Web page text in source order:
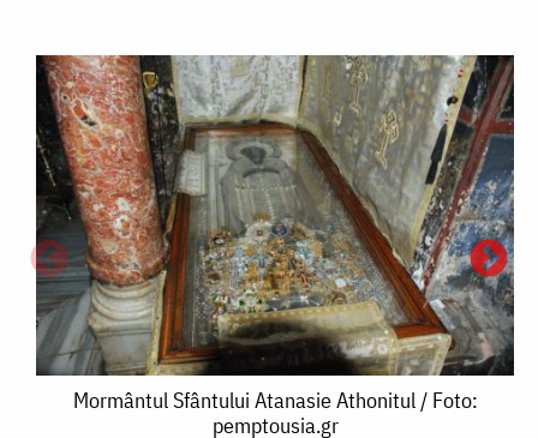
Mormântul
Mormântul Sfântului Atanasie Athonitul / Foto:
pemptousia.gr